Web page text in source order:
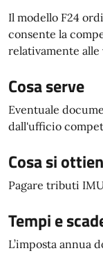
Il modello F24
consente la
relativamente
Cosa serve
Eventuale
dall'ufficio
Cosa si
Pagare tributi
Tempi e
L’imposta annua